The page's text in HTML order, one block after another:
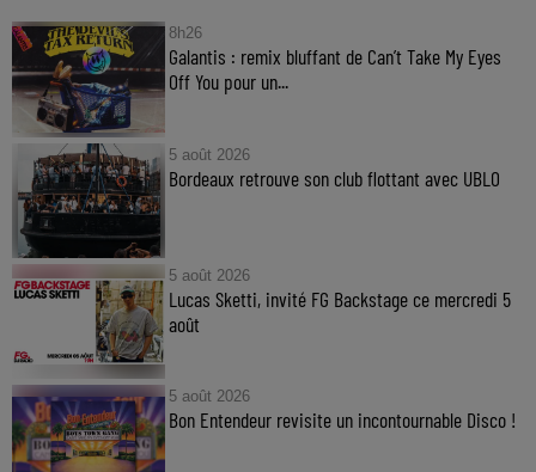
8h26
Galantis : remix bluffant de Can’t Take My Eyes
Off You pour un...
5 août 2026
Bordeaux retrouve son club flottant avec UBLO
5 août 2026
Lucas Sketti, invité FG Backstage ce mercredi 5
août
5 août 2026
Bon Entendeur revisite un incontournable Disco !